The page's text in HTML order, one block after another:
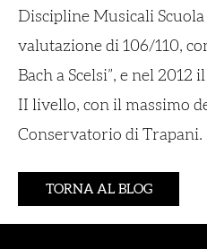
Discipline Musicali
valutazione di 106/110,
Bach a Scelsi”, e nel 2012
II livello, con il massimo
Conservatorio di Trapani.
TORNA AL BLOG